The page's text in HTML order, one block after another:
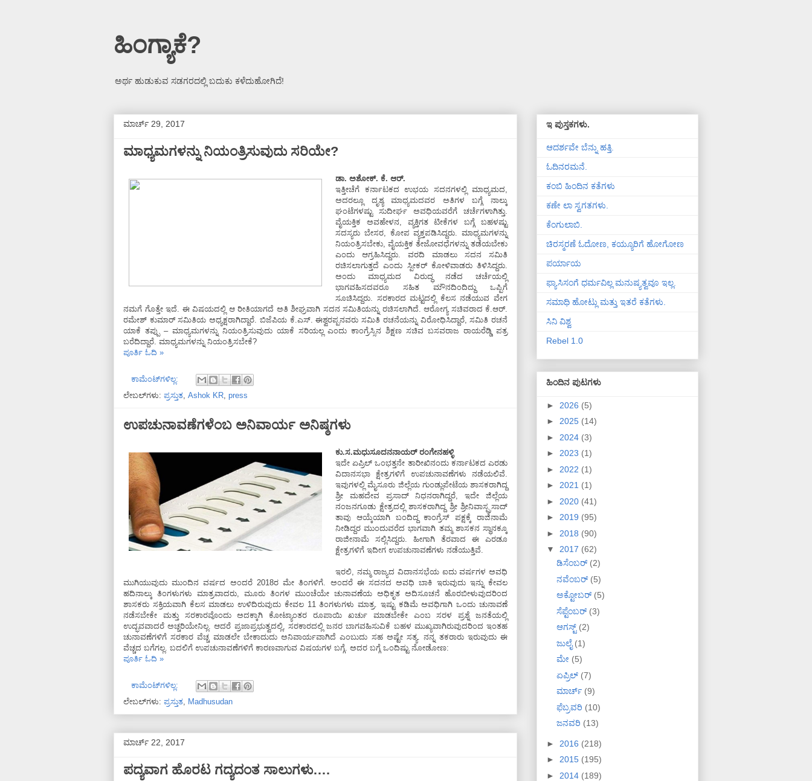
ಹಿಂಗ್ಯಾಕೆ?
ಅರ್ಥ ಹುಡುಕುವ ಸಡಗರದಲ್ಲಿ ಬದುಕು ಕಳೆದುಹೋಗಿದೆ!
ಮಾರ್ಚ್ 29, 2017
ಮಾಧ್ಯಮಗಳನ್ನು ನಿಯಂತ್ರಿಸುವುದು ಸರಿಯೇ?
ಡಾ. ಅಶೋಕ್. ಕೆ. ಆರ್.
ಇತ್ತೀಚೆಗೆ ಕರ್ನಾಟಕದ ಉಭಯ ಸದನಗಳಲ್ಲಿ ಮಾಧ್ಯಮದ,
ಅದರಲ್ಲೂ ದೃಶ್ಯ ಮಾಧ್ಯಮದವರ ಅತಿಗಳ ಬಗ್ಗೆ ನಾಲ್ಕು
ಘಂಟೆಗಳಷ್ಟು ಸುದೀರ್ಘ ಅವಧಿಯವರೆಗೆ ಚರ್ಚೆಗಳಾಗಿತ್ತು.
ವೈಯಕ್ತಿಕ ಅವಹೇಳನ, ವ್ಯಕ್ತಿಗತ ಟೀಕೆಗಳ ಬಗ್ಗೆ ಬಹಳಷ್ಟು
ಸದಸ್ಯರು ಬೇಸರ, ಕೋಪ ವ್ಯಕ್ತಪಡಿಸಿದ್ದರು. ಮಾಧ್ಯಮಗಳನ್ನು
ನಿಯಂತ್ರಿಸಬೇಕು, ವೈಯಕ್ತಿಕ ತೇಜೋವಧೆಗಳನ್ನು ತಡೆಯಬೇಕು
ಎಂದು ಆಗ್ರಹಿಸಿದ್ದರು. ವರದಿ ಮಾಡಲು ಸದನ ಸಮಿತಿ
ರಚಿಸಲಾಗುತ್ತದೆ ಎಂದು ಸ್ಪೀಕರ್ ಕೋಳಿವಾಡರು ತಿಳಿಸಿದ್ದರು.
ಅಂದು ಮಾಧ್ಯಮದ ವಿರುದ್ಧ ನಡೆದ ಚರ್ಚೆಯಲ್ಲಿ
ಭಾಗವಹಿಸದವರೂ ಸಹಿತ ಮೌನದಿಂದಿದ್ದು ಒಪ್ಪಿಗೆ
ಸೂಚಿಸಿದ್ದರು. ಸರಕಾರದ ಮಟ್ಟದಲ್ಲಿ ಕೆಲಸ ನಡೆಯುವ ವೇಗ
ನಮಗೆ ಗೊತ್ತೇ ಇದೆ. ಈ ವಿಷಯದಲ್ಲಿ ಆ ರೀತಿಯಾಗದೆ ಅತಿ ಶೀಘ್ರವಾಗಿ ಸದನ ಸಮಿತಿಯನ್ನು ರಚಿಸಲಾಗಿದೆ. ಆರೋಗ್ಯ ಸಚಿವರಾದ ಕೆ.ಆರ್.
ರಮೇಶ್ ಕುಮಾರ್ ಸಮಿತಿಯ ಅಧ್ಯಕ್ಷರಾಗಿದ್ದಾರೆ. ಬಿಜೆಪಿಯ ಕೆ.ಎಸ್. ಈಶ್ವರಪ್ಪನವರು ಸಮಿತಿ ರಚನೆಯನ್ನು ವಿರೋಧಿಸಿದ್ದಾರೆ, ಸಮಿತಿ ರಚನೆ
ಯಾಕೆ ತಪ್ಪು – ಮಾಧ್ಯಮಗಳನ್ನು ನಿಯಂತ್ರಿಸುವುದು ಯಾಕೆ ಸರಿಯಲ್ಲ ಎಂದು ಕಾಂಗ್ರೆಸ್ಸಿನ ಶಿಕ್ಷಣ ಸಚಿವ ಬಸವರಾಜ ರಾಯರೆಡ್ಡಿ ಪತ್ರ
ಬರೆದಿದ್ದಾರೆ. ಮಾಧ್ಯಮಗಳನ್ನು ನಿಯಂತ್ರಿಸಬೇಕೆ?
ಪೂರ್ತಿ ಓದಿ »
ಕಾಮೆಂಟ್‌ಗಳಿಲ್ಲ:
ಲೇಬಲ್‌ಗಳು: ಪ್ರಸ್ತುತ, Ashok KR, press
ಉಪಚುನಾವಣೆಗಳೆಂಬ ಅನಿವಾರ್ಯ ಅನಿಷ್ಠಗಳು
ಕು.ಸ.ಮಧುಸೂದನನಾಯರ್ ರಂಗೇನಹಳ್ಳಿ
ಇದೇ ಏಪ್ರಿಲ್ ಒಂಭತ್ತನೇ ತಾರೀಖಿನಂದು ಕರ್ನಾಟಕದ ಎರಡು
ವಿದಾನಸಭಾ ಕ್ಷೇತ್ರಗಳಿಗೆ ಉಪಚುನಾವಣೆಗಳು ನಡೆಯಲಿವೆ.
ಇವುಗಳಲ್ಲಿ ಮೈಸೂರು ಜಿಲ್ಲೆಯ ಗುಂಡ್ಲುಪೇಟೆಯ ಶಾಸಕರಾಗಿದ್ದ
ಶ್ರೀ ಮಹದೇವ ಪ್ರಸಾದ್ ನಿಧನರಾಗಿದ್ದರೆ, ಇದೇ ಜಿಲ್ಲೆಯ
ನಂಜನಗೂಡು ಕ್ಷೇತ್ರದಲ್ಲಿ ಶಾಸಕರಾಗಿದ್ದ ಶ್ರೀ ಶ್ರೀನಿವಾಸ್ಪ್ರಸಾದ್
ತಾವು ಆಯ್ಕೆಯಾಗಿ ಬಂದಿದ್ದ ಕಾಂಗ್ರೆಸ್ ಪಕ್ಷಕ್ಕೆ ರಾಜಿನಾಮೆ
ನೀಡಿದ್ದರ ಮುಂದುವರೆದ ಭಾಗವಾಗಿ ತಮ್ಮ ಶಾಸಕನ ಸ್ಥಾನಕ್ಕೂ
ರಾಜೀನಾಮೆ ಸಲ್ಲಿಸಿದ್ದರು. ಹೀಗಾಗಿ ತೆರವಾದ ಈ ಎರಡೂ
ಕ್ಷೇತ್ರಗಳಿಗೆ ಇದೀಗ ಉಪಚುನಾವಣೆಗಳು ನಡೆಯುತ್ತಿವೆ.
ಇರಲಿ, ನಮ್ಮ ರಾಜ್ಯದ ವಿದಾನಸಭೆಯ ಐದು ವರ್ಷಗಳ ಅವಧಿ
ಮುಗಿಯುವುದು ಮುಂದಿನ ವರ್ಷದ ಅಂದರೆ 2018ರ ಮೇ ತಿಂಗಳಿಗೆ. ಅಂದರೆ ಈ ಸದನದ ಅವಧಿ ಬಾಕಿ ಇರುವುದು ಇನ್ನು ಕೇವಲ
ಹದಿನಾಲ್ಕು ತಿಂಗಳುಗಳು ಮಾತ್ರವಾದರು, ಮೂರು ತಿಂಗಳ ಮುಂಚೆಯೇ ಚುನಾವಣೆಯ ಅಧಿಕೃತ ಅದಿಸೂಚನೆ ಹೊರಬೀಳುವುದರಿಂದ
ಶಾಸಕರು ಸಕ್ರಿಯವಾಗಿ ಕೆಲಸ ಮಾಡಲು ಉಳಿದಿರುವುದು ಕೇವಲ 11 ತಿಂಗಳುಗಳು ಮಾತ್ರ. ಇಷ್ಟು ಕಡಿಮೆ ಅವಧಿಗಾಗಿ ಒಂದು ಚುನಾವಣೆ
ನಡೆಸಬೇಕೇ ಮತ್ತು ಸರಕಾರವೊಂದು ಅದಕ್ಕಾಗಿ ಕೋಟ್ಯಾಂತರ ರೂಪಾಯಿ ಖರ್ಚು ಮಾಡಬೇಕೇ ಎಂಬ ಸರಳ ಪ್ರಶ್ನೆ ಜನತೆಯಲ್ಲಿ
ಉದ್ಭವವಾದರೆ ಅಚ್ಚರಿಯೇನಿಲ್ಲ. ಆದರೆ ಪ್ರಜಾಪ್ರಭುತ್ವದಲ್ಲಿ, ಸರಕಾರದಲ್ಲಿ ಜನರ ಬಾಗವಹಿಸುವಿಕೆ ಬಹಳ ಮುಖ್ಯವಾಗಿರುವುದರಿಂದ ಇಂತಹ
ಚುನಾವಣೆಗಳಿಗೆ ಸರಕಾರ ವೆಚ್ಚ ಮಾಡಲೇ ಬೇಕಾದುದು ಅನಿವಾರ್ಯವಾಗಿದೆ ಎಂಬುದು ಸಹ ಅಷ್ಟೇ ಸತ್ಯ. ನನ್ನ ತಕರಾರು ಇರುವುದು ಈ
ವೆಚ್ಚದ ಬಗೆಗಲ್ಲ. ಬದಲಿಗೆ ಉಪಚುನಾವಣೆಗಳಿಗೆ ಕಾರಣವಾಗುವ ವಿಷಯಗಳ ಬಗ್ಗೆ. ಅದರ ಬಗ್ಗೆ ಒಂದಿಷ್ಟು ನೋಡೋಣ:
ಪೂರ್ತಿ ಓದಿ »
ಕಾಮೆಂಟ್‌ಗಳಿಲ್ಲ:
ಲೇಬಲ್‌ಗಳು: ಪ್ರಸ್ತುತ, Madhusudan
ಮಾರ್ಚ್ 22, 2017
ಪದ್ಯವಾಗ ಹೊರಟ ಗದ್ಯದಂತ ಸಾಲುಗಳು….
ಇ ಪುಸ್ತಕಗಳು.
ಆದರ್ಶವೇ ಬೆನ್ನು ಹತ್ತಿ.
ಓದಿನರಮನೆ.
ಕಂಬಿ ಹಿಂದಿನ ಕತೆಗಳು
ಕಣೇ ಲಾ ಸ್ವಗತಗಳು.
ಕೆಂಗುಲಾಬಿ.
ಚಿರಸ್ಮರಣೆ ಓದೋಣ, ಕಯ್ಯೂರಿಗೆ ಹೋಗೋಣ
ಪರ್ಯಾಯ
ಫ್ಯಾಸಿಸಂಗೆ ಧರ್ಮವಿಲ್ಲ ಮನುಷ್ಯತ್ವವೂ ಇಲ್ಲ.
ಸಮಾಧಿ ಹೋಟ್ಲು ಮತ್ತು ಇತರೆ ಕತೆಗಳು.
ಸಿನಿ ವಿಶ್ವ
Rebel 1.0
ಹಿಂದಿನ ಪುಟಗಳು
► 2026 (5)
► 2025 (14)
► 2024 (3)
► 2023 (1)
► 2022 (1)
► 2021 (1)
► 2020 (41)
► 2019 (95)
► 2018 (90)
▼ 2017 (62)
ಡಿಸೆಂಬರ್ (2)
ನವೆಂಬರ್ (5)
ಅಕ್ಟೋಬರ್ (5)
ಸೆಪ್ಟೆಂಬರ್ (3)
ಆಗಸ್ಟ್ (2)
ಜುಲೈ (1)
ಮೇ (5)
ಏಪ್ರಿಲ್ (7)
ಮಾರ್ಚ್ (9)
ಫೆಬ್ರವರಿ (10)
ಜನವರಿ (13)
► 2016 (218)
► 2015 (195)
► 2014 (189)